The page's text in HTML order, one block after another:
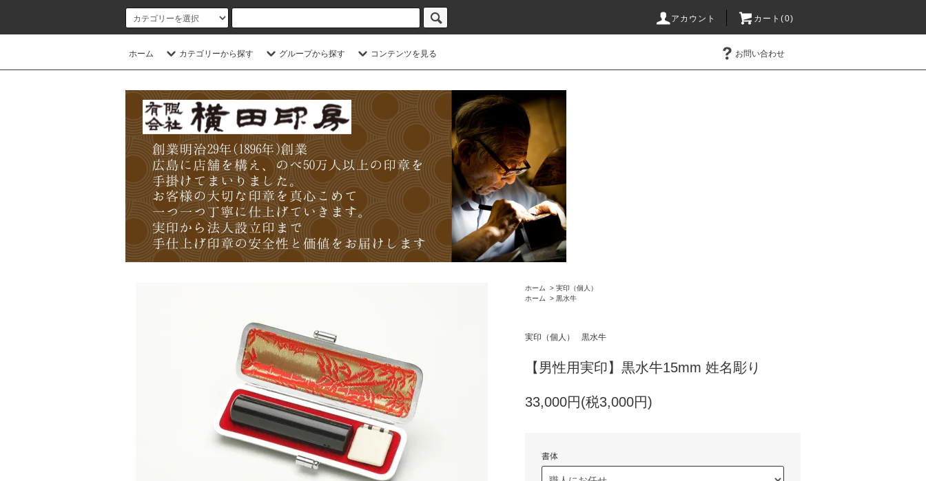
アカウント カート(0)
ホーム カテゴリーから探す グループから探す コンテンツを見る お問い合わせ
ホーム > 実印（個人）
ホーム
> 黒水牛
実印（個人） 黒水牛
【男性用実印】黒水牛15mm 姓名彫り
33,000円(税3,000円)
書体